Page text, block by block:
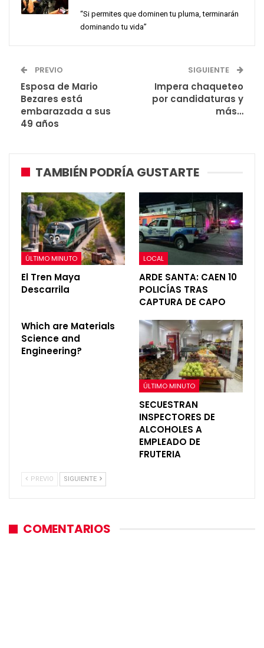
“Si permites que dominen tu pluma, terminarán
dominando tu vida”
PREVIO
Esposa de Mario
Bezares está
embarazada a sus
49 años
SIGUIENTE
Impera chaqueteo
por candidaturas y
más…
TAMBIÉN PODRÍA GUSTARTE
ÚLTIMO MINUTO
El Tren Maya
Descarrila
LOCAL
ARDE SANTA: CAEN 10
POLICÍAS TRAS
CAPTURA DE CAPO
Which are Materials
Science and
Engineering?
ÚLTIMO MINUTO
SECUESTRAN
INSPECTORES DE
ALCOHOLES A
EMPLEADO DE
FRUTERIA
PREVIO SIGUIENTE
COMENTARIOS